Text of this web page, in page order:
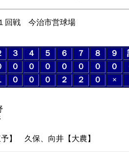
回戦 今治市営球場
３ ４ ５ ６ ７ ８ ９
０ ０ ０ ０ ０ ０ ０
０ ０ ０ ２ ２ ０ ×
】 久保、向井【大農】